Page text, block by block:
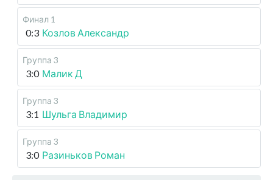
Финал 1
0:3 Козлов Александр
Группа 3
3:0 Малик Д
Группа 3
3:1 Шульга Владимир
Группа 3
3:0 Разиньков Роман